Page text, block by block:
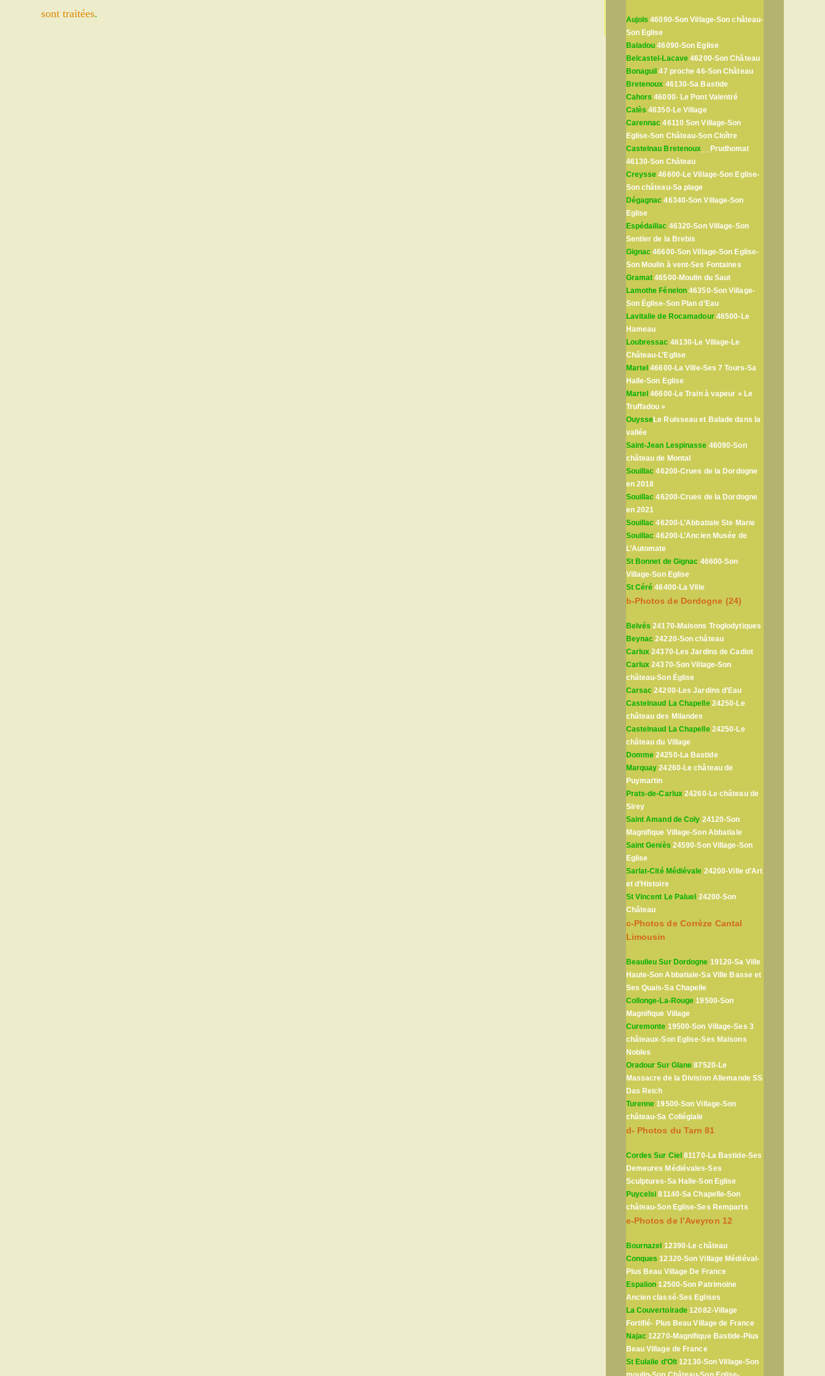
sont traitées.
Aujols 46090-Son Village-Son château-
Son Eglise
Baladou 46090-Son Eglise
Belcastel-Lacave 46200-Son Château
Bonaguil 47 proche 46-Son Château
Bretenoux 46130-Sa Bastide
Cahors 46000- Le Pont Valentré
Calès 46350-Le Village
Carennac 46110 Son Village-Son
Eglise-Son Château-Son Cloître
Castelnau Bretenoux __Prudhomat
46130-Son Château
Creysse 46600-Le Village-Son Eglise-
Son château-Sa plage
Dégagnac 46340-Son Village-Son
Eglise
Espédaillac 46320-Son Village-Son
Sentier de la Brebis
Gignac 46600-Son Village-Son Eglise-
Son Moulin à vent-Ses Fontaines
Gramat 46500-Moulin du Saut
Lamothe Fénelon 46350-Son Village-
Son Église-Son Plan d’Eau
Lavitalie de Rocamadour46500-Le
Hameau
Loubressac 46130-Le Village-Le
Château-L’Eglise
Martel 46600-La Ville-Ses 7 Tours-Sa
Halle-Son Eglise
Martel 46600-Le Train à vapeur « Le
Truffadou »
OuysseLe Ruisseau et Balade dans la
vallée
Saint-Jean Lespinasse 46090-Son
château de Montal
Souillac 46200-Crues de la Dordogne
en 2018
Souillac 46200-Crues de la Dordogne
en 2021
Souillac 46200-L’Abbatiale Ste Marie
Souillac 46200-L’Ancien Musée de
L’Automate
St Bonnet de Gignac 46600-Son
Village-Son Eglise
St Céré 46400-La Ville
b-Photos de Dordogne (24)
Belvés 24170-Maisons Troglodytiques
Beynac 24220-Son château
Carlux 24370-Les Jardins de Cadiot
Carlux 24370-Son Village-Son
château-Son Église
Carsac 24200-Les Jardins d’Eau
Castelnaud La Chapelle24250-Le
château des Milandes
Castelnaud La Chapelle24250-Le
château du Village
Domme 24250-La Bastide
Marquay 24260-Le château de
Puymartin
Prats-de-Carlux 24260-Le château de
Sirey
Saint Amand de Coly 24120-Son
Magnifique Village-Son Abbatiale
Saint Geniès 24590-Son Village-Son
Eglise
Sarlat-Cité Médiévale 24200-Ville d’Art
et d’Histoire
St Vincent Le Paluel 24200-Son
Château
c-Photos de Corrèze Cantal
Limousin
Beaulieu Sur Dordogne 19120-Sa Ville
Haute-Son Abbatiale-Sa Ville Basse et
Ses Quais-Sa Chapelle
Collonge-La-Rouge 19500-Son
Magnifique Village
Curemonte 19500-Son Village-Ses 3
châteaux-Son Eglise-Ses Maisons
Nobles
Oradour Sur Glane 87520-Le
Massacre de la Division Allemande SS
Das Reich
Turenne 19500-Son Village-Son
château-Sa Collégiale
d- Photos du Tarn 81
Cordes Sur Ciel 81170-La Bastide-Ses
Demeures Médiévales-Ses
Sculptures-Sa Halle-Son Eglise
Puycelsi 81140-Sa Chapelle-Son
château-Son Eglise-Ses Remparts
e-Photos de l’Aveyron 12
Bournazel 12390-Le château
Conques 12320-Son Village Médiéval-
Plus Beau Village De France
Espalion 12500-Son Patrimoine
Ancien classé-Ses Eglises
La Couvertoirade 12082-Village
Fortifié- Plus Beau Village de France
Najac 12270-Magnifique Bastide-Plus
Beau Village de France
St Eulalie d’Olt 12130-Son Village-Son